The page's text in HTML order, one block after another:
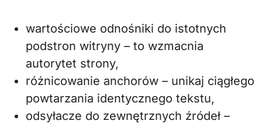
wartościowe odnośniki do istotnych
podstron witryny – to wzmacnia
autorytet strony,
różnicowanie anchorów – unikaj ciągłego
powtarzania identycznego tekstu,
odsyłacze do zewnętrznych źródeł –